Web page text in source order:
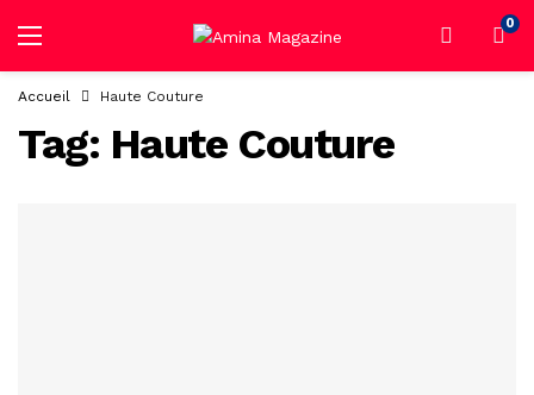
0
Accueil Haute Couture
Tag: Haute Couture